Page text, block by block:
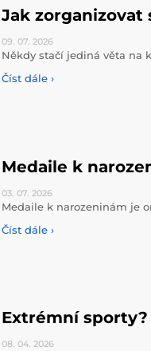
Jak zorganizovat
09. 07. 2026
Někdy stačí jediná věta na
Číst dále ›
Medaile k
03. 07. 2026
Medaile k narozeninám je
Číst dále ›
Extrémní
08. 04. 2026